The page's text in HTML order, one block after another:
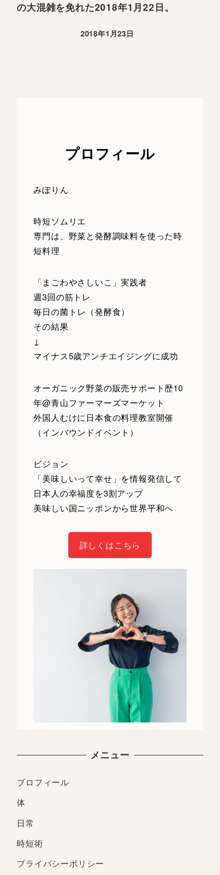
の大混雑を免れた2018年1月22日。
2018年1月23日
プロフィール
みぽりん
時短ソムリエ
専門は、野菜と発酵調味料を使った時
短料理
「まごわやさしいこ」実践者
週3回の筋トレ
毎日の菌トレ（発酵食）
その結果
↓
マイナス5歳アンチエイジングに成功
オーガニック野菜の販売サポート歴10
年@青山ファーマーズマーケット
外国人むけに日本食の料理教室開催
（インバウンドイベント）
ビジョン
「美味しいって幸せ」を情報発信して
日本人の幸福度を3割アップ
美味しい国ニッポンから世界平和へ
詳しくはこちら
メニュー
プロフィール
体
日常
時短術
プライバシーポリシー